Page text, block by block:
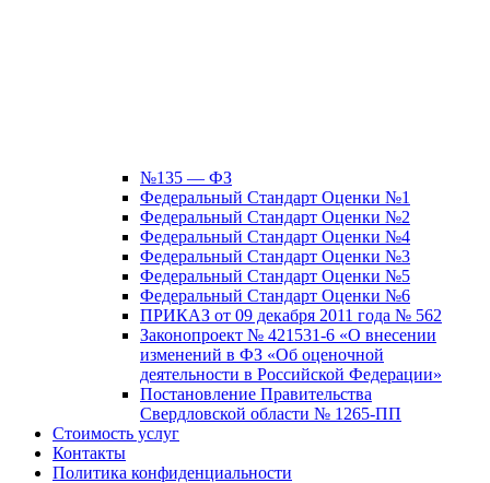
№135 — ФЗ
Федеральный Стандарт Оценки №1
Федеральный Стандарт Оценки №2
Федеральный Стандарт Оценки №4
Федеральный Стандарт Оценки №3
Федеральный Стандарт Оценки №5
Федеральный Стандарт Оценки №6
ПРИКАЗ от 09 декабря 2011 года № 562
Законопроект № 421531-6 «О внесении
изменений в ФЗ «Об оценочной
деятельности в Российской Федерации»
Постановление Правительства
Свердловской области № 1265-ПП
Стоимость услуг
Контакты
Политика конфиденциальности